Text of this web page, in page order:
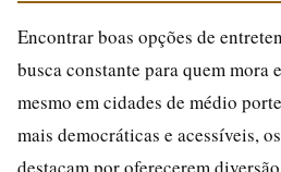
Encontrar boas opções de
busca constante para quem mora
mesmo em cidades de médio
mais democráticas e acessíveis,
destacam por oferecerem